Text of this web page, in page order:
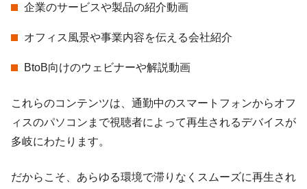
企業のサービスや製品の紹介動画
オフィス風景や事業内容を伝える会社紹介
BtoB向けのウェビナーや解説動画
これらのコンテンツは、通勤中のスマートフォンからオフ
ィスのパソコンまで視聴者によって再生されるデバイスが
多岐にわたります。
だからこそ、あらゆる環境で滞りなくスムーズに再生され